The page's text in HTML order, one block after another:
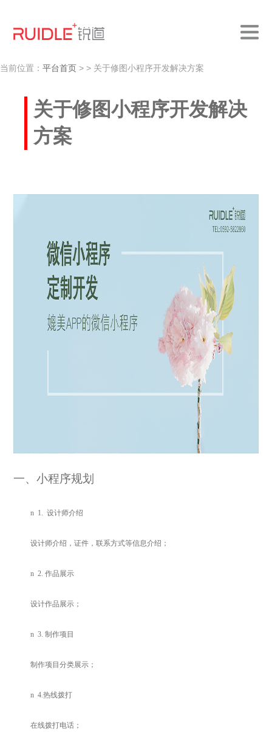
当前位置： 平台首页 > > 关于修图小程序开发解决方案
关于修图小程序开发解决
方案
一、小程序规划
n 1.设计师介绍
设计师介绍，证件，联系方式等信息介绍；
n 2.作品展示
设计作品展示；
n 3.制作项目
制作项目分类展示；
n 4.热线拨打
在线拨打电话；